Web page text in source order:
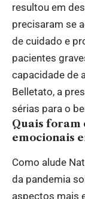
resultou em
precisaram se
de cuidado e
pacientes
capacidade de
Belletato, a
sérias para o
Quais foram
emocionais
Como alude
da pandemia
aspectos mais